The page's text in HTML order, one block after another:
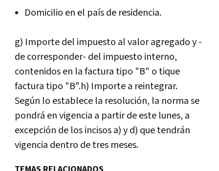
Domicilio en el país de residencia.
g) Importe del impuesto al valor agregado y -
de corresponder- del impuesto interno,
contenidos en la factura tipo "B" o tique
factura tipo "B".h) Importe a reintegrar.
Según lo establece la resolución, la norma se
pondrá en vigencia a partir de este lunes, a
excepción de los incisos a) y d) que tendrán
vigencia dentro de tres meses.